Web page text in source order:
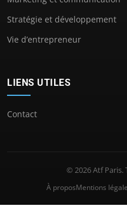
Stratégie et développement
Vie d’entrepreneur
LIENS UTILES
Contact
© 2026 Atf Paris.
À proposMentions